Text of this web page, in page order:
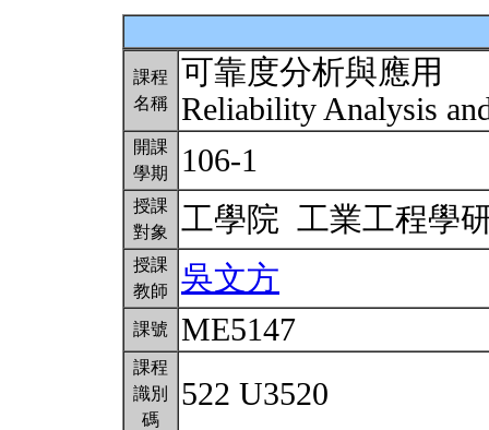
課程
名稱
可靠度分析與應用
Reliability Analysis
開課
學期
106-1
授課
對象
工學院 工業工程學
授課
教師
吳文方
課號 ME5147
課程
識別
碼
522 U3520